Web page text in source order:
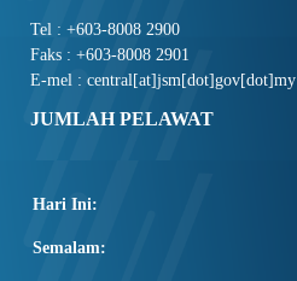
Tel : +603-8008 2900
Faks : +603-8008 2901
E-mel : central[at]jsm[dot]gov[dot]my
JUMLAH PELAWAT
Hari Ini:
Semalam: